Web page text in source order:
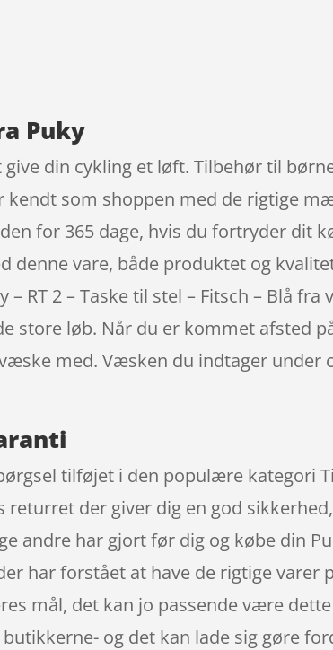
Puky
give din cykling et løft. Tilbehør til
som shoppen med de rigtige
for 365 dage, hvis du fortryder dit
denne vare, både produktet og
RT 2 – Taske til stel – Fitsch – Blå fra
store løb. Når du er kommet afsted
med. Væsken du indtager under
tilføjet i den populære kategori
der giver dig en god
andre har gjort før dig og købe din
har forstået at have de rigtige varer
mål, det kan jo passende være
og det kan lade sig gøre